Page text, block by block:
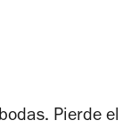
Pierde el